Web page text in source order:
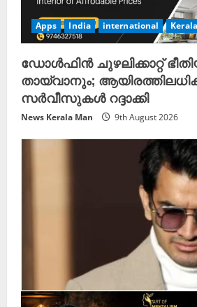
Apps India international Kerala
ഡോൾഫിൻ ചുഴലിക്കാറ്റ്
തായ്‌വാനും;
സർവീസുകൾ റദ്ദാക്കി
News Kerala Man 9th August 2026